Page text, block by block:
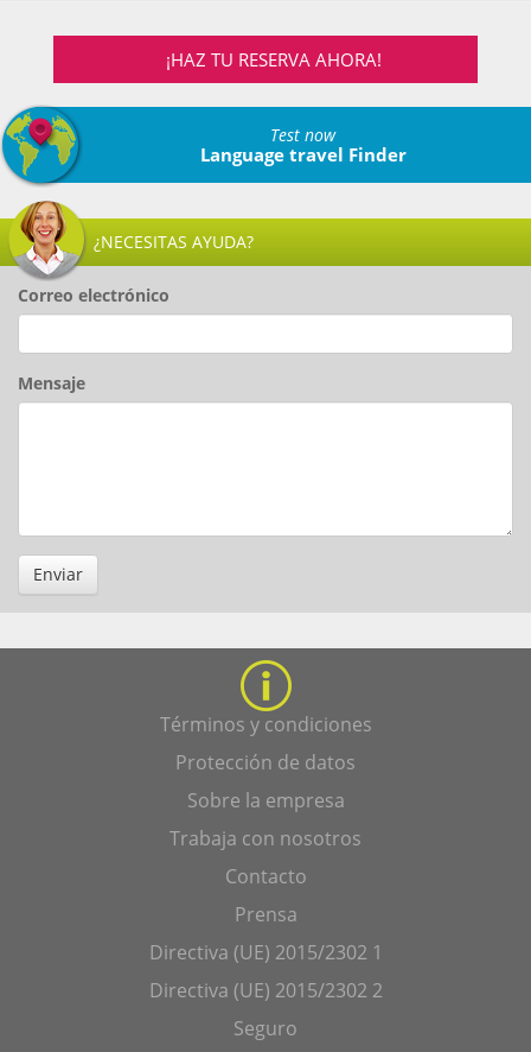
¡HAZ TU RESERVA AHORA!
Test now
Language travel Finder
¿NECESITAS AYUDA?
Correo electrónico
Mensaje
Enviar
Términos y condiciones
Protección de datos
Sobre la empresa
Trabaja con nosotros
Contacto
Prensa
Directiva (UE) 2015/2302 1
Directiva (UE) 2015/2302 2
Seguro